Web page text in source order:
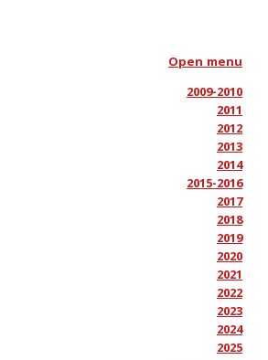
Open menu
2009-2010
2011
2012
2013
2014
2015-2016
2017
2018
2019
2020
2021
2022
2023
2024
2025